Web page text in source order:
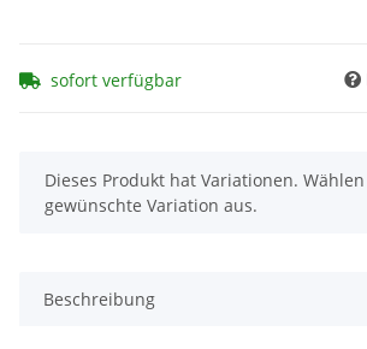
sofort verfügbar
x
Dieses Produkt hat Variationen.
gewünschte Variation aus.
Beschreibung